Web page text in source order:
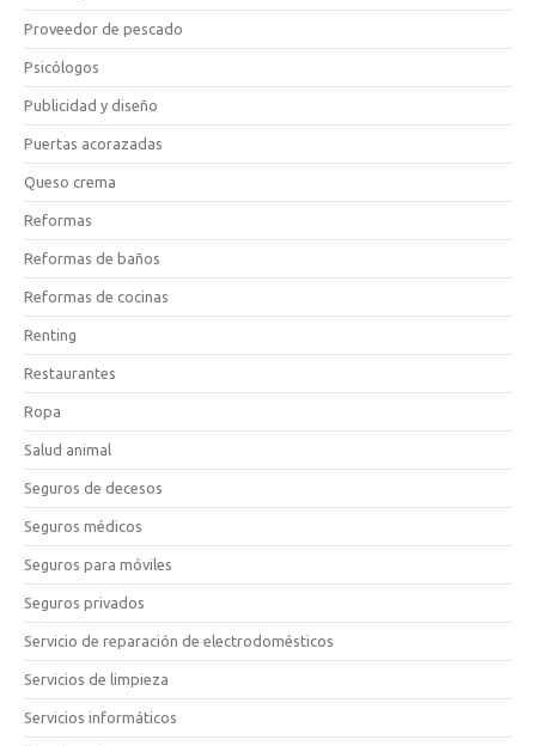
Proveedor de pescado
Psicólogos
Publicidad y diseño
Puertas acorazadas
Queso crema
Reformas
Reformas de baños
Reformas de cocinas
Renting
Restaurantes
Ropa
Salud animal
Seguros de decesos
Seguros médicos
Seguros para móviles
Seguros privados
Servicio de reparación de electrodomésticos
Servicios de limpieza
Servicios informáticos